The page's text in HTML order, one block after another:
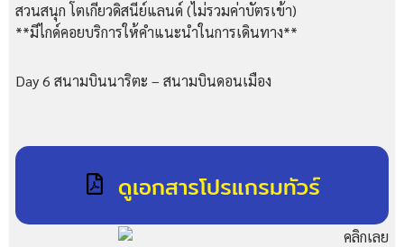
สวนสนุก โตเกียวดิสนีย์แลนด์ (ไม่รวมค่าบัตรเข้า)
**มีไกด์คอยบริการให้คำแนะนำในการเดินทาง**
Day 6 สนามบินนาริตะ – สนามบินดอนเมือง
ดูเอกสารโปรแกรมทัวร์